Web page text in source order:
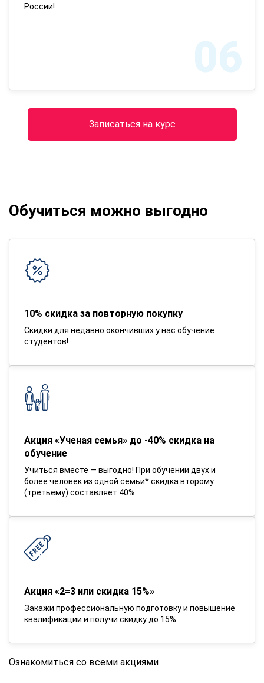
России!
06
Записаться на курс
Обучиться можно выгодно
10% скидка за повторную покупку
Скидки для недавно окончивших у нас обучение
студентов!
Акция «Ученая семья» до -40% скидка на
обучение
Учиться вместе — выгодно! При обучении двух и
более человек из одной семьи* скидка второму
(третьему) составляет 40%.
Акция «2=3 или скидка 15%»
Закажи профессиональную подготовку и повышение
квалификации и получи скидку до 15%
Ознакомиться со всеми акциями